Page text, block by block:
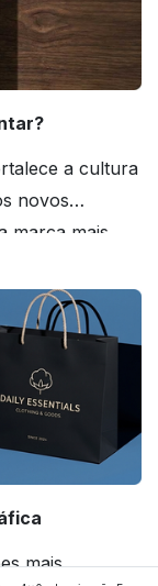
a cultura
novos
marca mais
mais